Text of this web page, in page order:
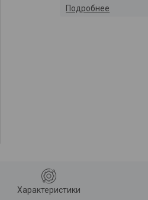
Подробнее
Характеристики